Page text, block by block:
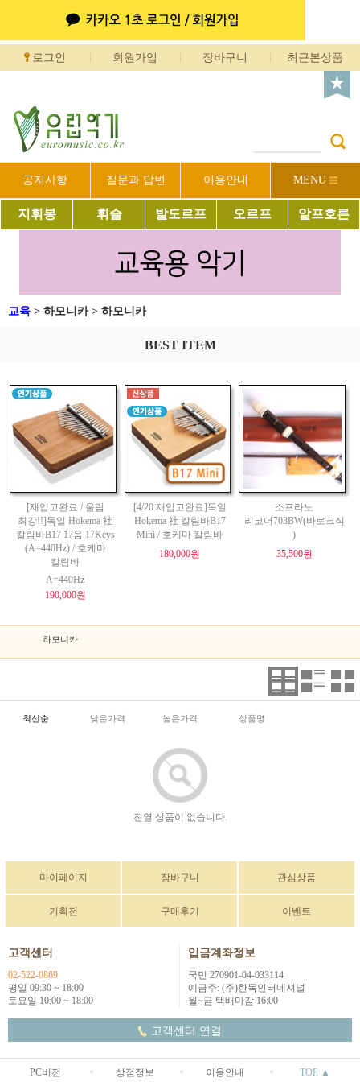
로그인 회원가입 장바구니 최근본상품
공지사항 질문과 답변 이용안내 MENU
지휘봉 휘슬 발도르프 오르프 알프호른
교육 > 하모니카> 하모니카
BEST ITEM
[재입고완료 / 울림
최강!!]독일 Hokema 社
칼림바B17 17음 17Keys
(A=440Hz) / 호케마
칼림바
A=440Hz
190,000원
[4/20 재입고완료]독일
Hokema 社 칼림바B17
Mini / 호케마 칼림바
180,000원
소프라노
리코더703BW(바로크식
)
35,500원
하모니카
최신순 낮은가격 높은가격 상품명
진열 상품이 없습니다.
마이페이지 장바구니 관심상품
기획전 구매후기 이벤트
고객센터
02-522-0869
평일 09:30 ~ 18:00
토요일 10:00 ~ 18:00
입금계좌정보
국민 270901-04-033114
예금주: (주)한독인터네셔널
월~금 택배마감 16:00
고객센터 연결
PC버전 상점정보 이용안내 TOP ▲